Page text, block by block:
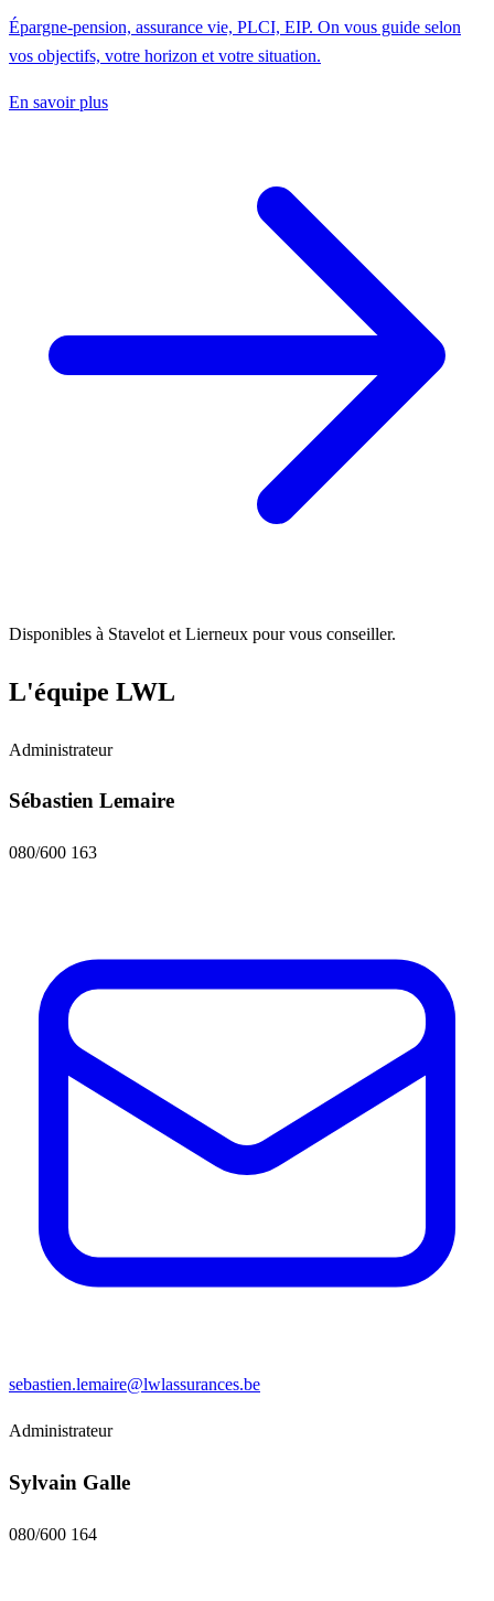
Épargne-pension, assurance vie, PLCI, EIP. On vous guide selon
vos objectifs, votre horizon et votre situation.
En savoir plus
Disponibles à Stavelot et Lierneux pour vous conseiller.
L'équipe LWL
Administrateur
Sébastien Lemaire
080/600 163
sebastien.lemaire@lwlassurances.be
Administrateur
Sylvain Galle
080/600 164